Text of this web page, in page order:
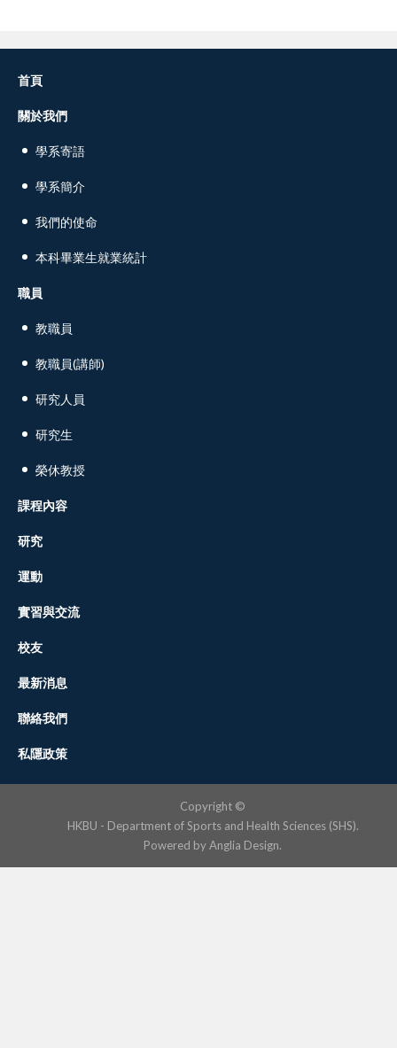
首頁
關於我們
學系寄語
學系簡介
我們的使命
本科畢業生就業統計
職員
教職員
教職員(講師)
研究人員
研究生
榮休教授
課程內容
研究
運動
實習與交流
校友
最新消息
聯絡我們
私隱政策
Copyright ©
HKBU - Department of Sports and Health Sciences (SHS).
Powered byAnglia Design.